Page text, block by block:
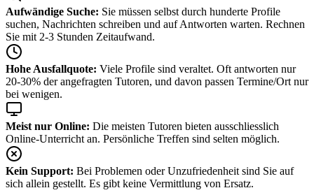
Aufwändige Suche: Sie müssen selbst durch hunderte Profile
suchen, Nachrichten schreiben und auf Antworten warten. Rechnen
Sie mit 2-3 Stunden Zeitaufwand.
Hohe Ausfallquote: Viele Profile sind veraltet. Oft antworten nur
20-30% der angefragten Tutoren, und davon passen Termine/Ort nur
bei wenigen.
Meist nur Online: Die meisten Tutoren bieten ausschliesslich
Online-Unterricht an. Persönliche Treffen sind selten möglich.
Kein Support: Bei Problemen oder Unzufriedenheit sind Sie auf
sich allein gestellt. Es gibt keine Vermittlung von Ersatz.